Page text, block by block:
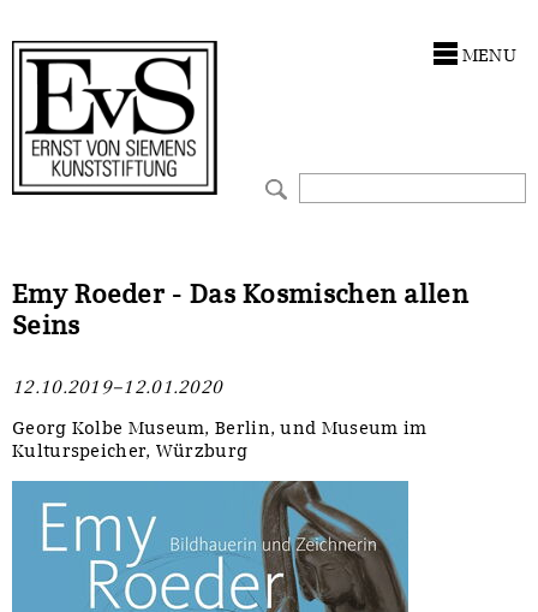
MENU
Emy Roeder - Das Kosmischen allen
Seins
12.10.2019–12.01.2020
Georg Kolbe Museum, Berlin, und Museum im
Kulturspeicher, Würzburg
Förderphilosophie
Gremien
Presse und Neuigkeiten
Stellenangebote
Ankauf
Restaurierungen
Werkverzeichnisse
UKRAINE-Förderlinie
Zwischenfinanzierung